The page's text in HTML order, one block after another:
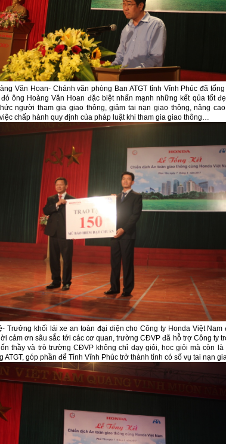
Văn Hoan- Chánh văn phòng Ban ATGT tỉnh Vĩnh Phúc đã
ông Hoàng Văn Hoan đặc biệt nhấn mạnh những kết qủa tốt
người tham gia giao thông, giảm tai nạn giao thông, nâng
chấp hành quy định của pháp luật khi tham gia giao thông…
Trưởng khối lái xe an toàn đại diện cho Công ty Honda Việt
cảm ơn sâu sắc tới các cơ quan, trường CĐVP đã hỗ trợ Công ty
thầy và trò trường CĐVP không chỉ dạy giỏi, học giỏi mà còn
ATGT, góp phần để Tỉnh Vĩnh Phúc trở thành tỉnh có số vụ tai nạn